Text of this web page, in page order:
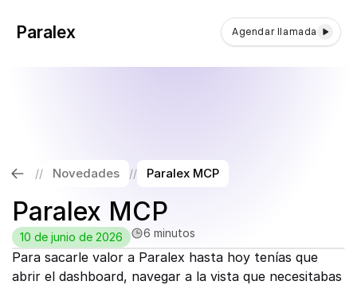
Paralex Agendar llamada
// Novedades // Paralex MCP
Paralex MCP
Para sacarle valor a Paralex hasta hoy tenías que
abrir el dashboard, navegar a la vista que necesitabas
10 de junio de 2026 6 minutos